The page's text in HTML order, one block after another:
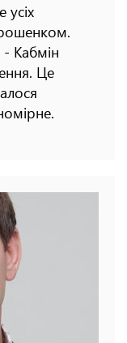
усіх
- Кабмін
Це